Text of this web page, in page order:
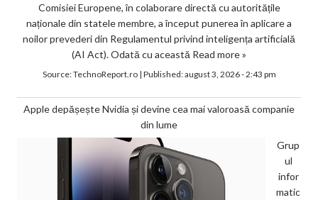
Comisiei Europene, în colaborare directă cu autoritățile
naționale din statele membre, a început punerea în aplicare a
noilor prevederi din Regulamentul privind inteligența artificială
(AI Act). Odată cu această Read more »
Source:TechnoReport.ro| Published:august 3, 2026 - 2:43 pm
Apple depășește Nvidia și devine cea mai valoroasă companie
din lume
Grup
ul
infor
matic